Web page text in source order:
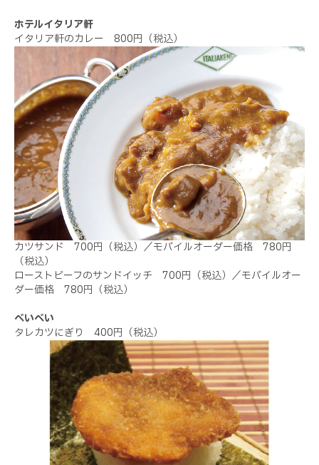
ホテルイタリア軒
イタリア軒のカレー 800円（税込）
カツサンド 700円（税込）／モバイルオーダー価格 780円
（税込）
ローストビーフのサンドイッチ 700円（税込）／モバイルオー
ダー価格 780円（税込）
べいべい
タレカツにぎり 400円（税込）